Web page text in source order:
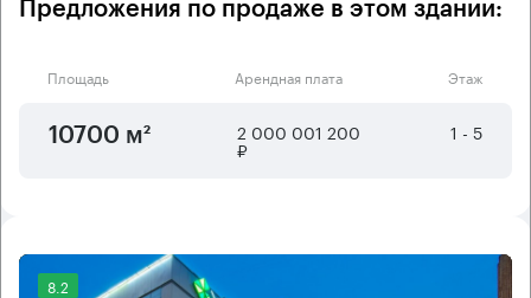
Предложения по продаже в этом здании:
Площадь Арендная плата Этаж
10700 м² 2 000 001 200
₽
1 - 5
8.2